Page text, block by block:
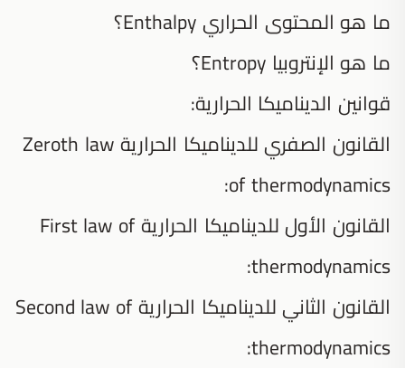
ما هو المحتوى الحراري Enthalpy؟
ما هو الإنتروبيا Entropy؟
قوانين الديناميكا الحرارية:
القانون الصفري للديناميكا الحرارية Zeroth law
of thermodynamics:
القانون الأول للديناميكا الحرارية First law of
thermodynamics:
القانون الثاني للديناميكا الحرارية Second law of
thermodynamics: